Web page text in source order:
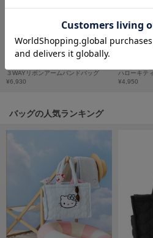
ファーファー
gelato pique
GELATO PIQUE CAT&DOG
ジェラート ピケ スリープ
GRAMICCI
グラミチ
３WAYリボンアームバンドバッグ
¥6,930
¥4,950
バッグの人気ランキング